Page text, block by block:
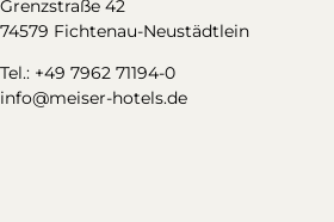
Grenzstraße 42
74579 Fichtenau-Neustädtlein
Tel.: +49 7962 71194-0
info@meiser-hotels.de